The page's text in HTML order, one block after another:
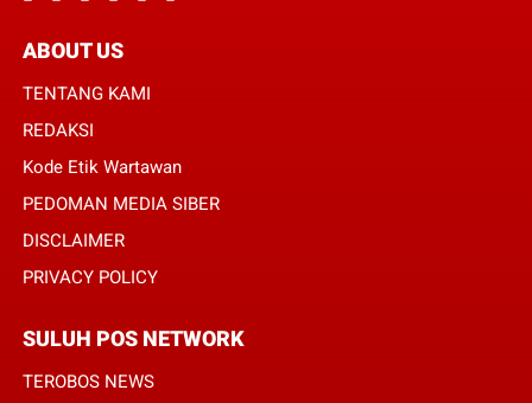
ABOUT US
TENTANG KAMI
REDAKSI
Kode Etik Wartawan
PEDOMAN MEDIA SIBER
DISCLAIMER
PRIVACY POLICY
SULUH POS NETWORK
TEROBOS NEWS